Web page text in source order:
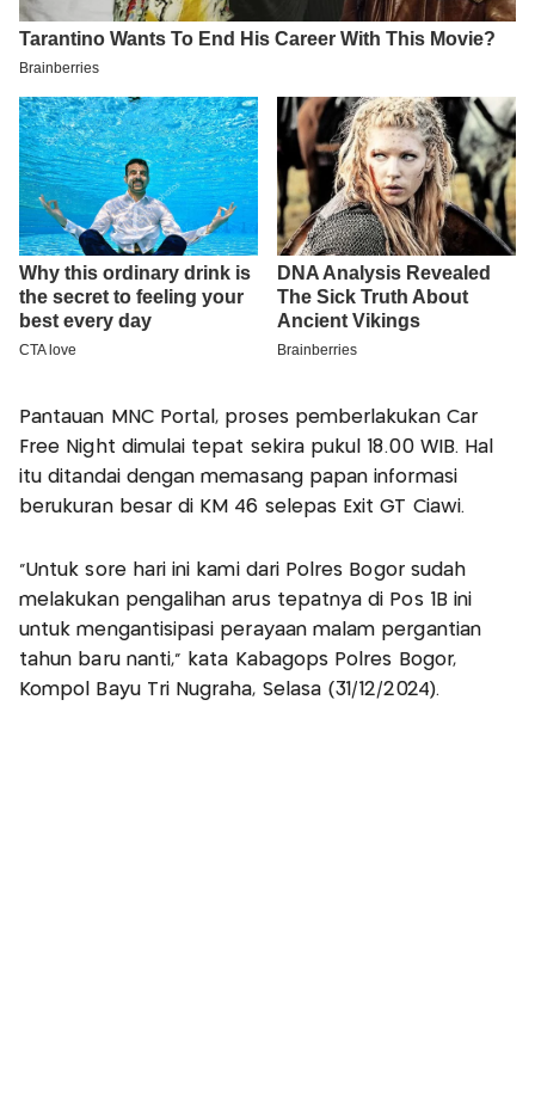
Pantauan MNC Portal, proses pemberlakukan Car
Free Night dimulai tepat sekira pukul 18.00 WIB. Hal
itu ditandai dengan memasang papan informasi
berukuran besar di KM 46 selepas Exit GT Ciawi.
"Untuk sore hari ini kami dari Polres Bogor sudah
melakukan pengalihan arus tepatnya di Pos 1B ini
untuk mengantisipasi perayaan malam pergantian
tahun baru nanti," kata Kabagops Polres Bogor,
Kompol Bayu Tri Nugraha, Selasa (31/12/2024).